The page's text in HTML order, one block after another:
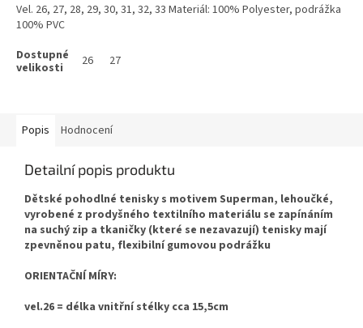
Vel. 26, 27, 28, 29, 30, 31, 32, 33 Materiál: 100% Polyester, podrážka
100% PVC
26 27
Popis Hodnocení
Detailní popis produktu
Dětské pohodlné tenisky s motivem Superman, lehoučké,
vyrobené z prodyšného textilního materiálu se zapínáním
na suchý zip a tkaničky (které se nezavazují) tenisky mají
zpevněnou patu, flexibilní gumovou podrážku
ORIENTAČNÍ MÍRY:
vel.26 = délka vnitřní stélky cca 15,5cm